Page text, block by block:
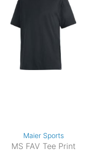
Maier Sports
MS FAV Tee Print